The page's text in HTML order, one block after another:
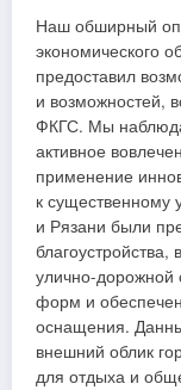
Наш обширный
экономического
предоставил
и возможностей,
ФКГС. Мы
активное
применение
к существенному
и Рязани были
улично-дорожной
форм и
оснащения.
внешний облик
для отдыха и